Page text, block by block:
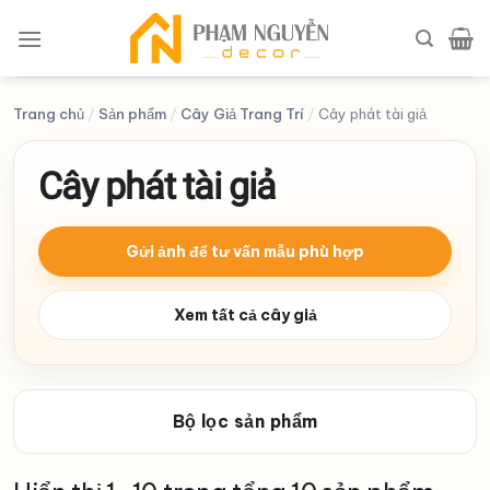
Trang chủ / Sản phẩm / Cây Giả Trang Trí / Cây phát tài giả
Cây phát tài giả
Gửi ảnh để tư vấn mẫu phù hợp
Xem tất cả cây giả
Bộ lọc sản phẩm